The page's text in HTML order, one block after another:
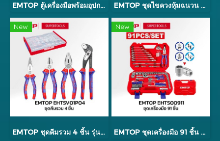
EMTOP ตู้เครื่องมือพร้อมอุปกรณ์ 444 ชิ้น รุ่น EMTOP2459 EMTOP ชุดไขควงหุ้มฉนวน 6 ตัว 2.12 นิ้ว - 6 นิ้ว 1000 โวลต์ รุ่น ESSTJS061
New
EMTOP ชุดคีมรวม 4 ชิ้น รุ่น EHTSV01P04
New
EMTOP ชุดเครื่องมือ 91 ชิ้น รุ่น EHTS00911